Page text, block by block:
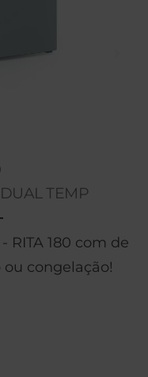
TEMP
180 com de
congelação!